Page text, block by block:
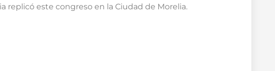
replicó este congreso en la Ciudad de Morelia.